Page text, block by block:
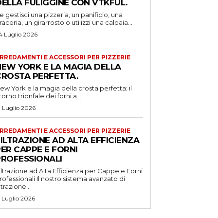
FULIGGINE CON VTKFUL.
gestisci una pizzeria, un panificio, una
un girarrosto o utilizzi una caldaia...
Luglio 2026
E ACCESSORI PER PIZZERIE
YORK E LA MAGIA DELLA
PERFETTA.
York e la magia della crosta perfetta: il
trionfale dei forni a...
Luglio 2026
E ACCESSORI PER PIZZERIE
AD ALTA EFFICIENZA
CAPPE E FORNI
ad Alta Efficienza per Cappe e Forni
Il nostro sistema avanzato di
Luglio 2026